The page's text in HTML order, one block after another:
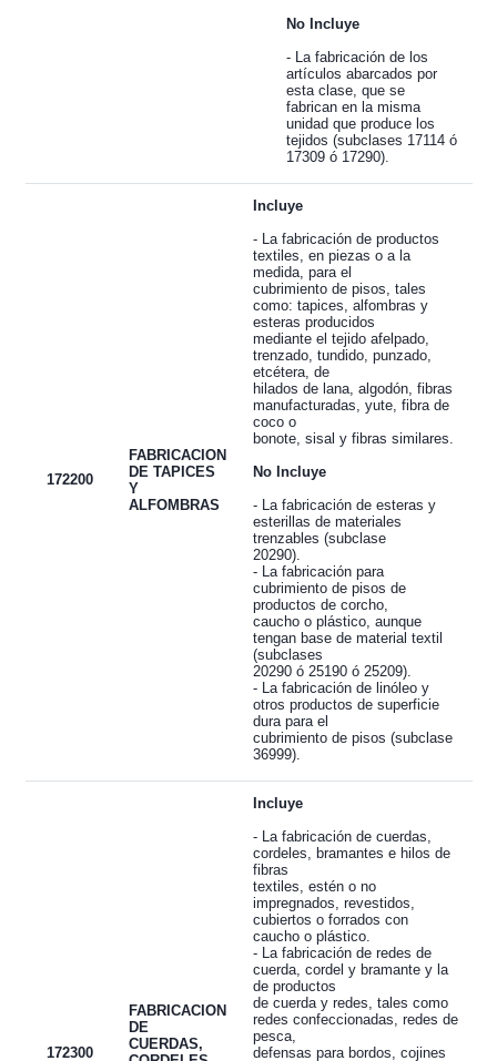
No Incluye
- La fabricación de los
artículos abarcados por
esta clase, que se
fabrican en la misma
unidad que produce los
tejidos (subclases 17114 ó
17309 ó 17290).
172200
FABRICACION
DE TAPICES
Y
ALFOMBRAS
Incluye
- La fabricación de productos
textiles, en piezas o a la
medida, para el
cubrimiento de pisos, tales
como: tapices, alfombras y
esteras producidos
mediante el tejido afelpado,
trenzado, tundido, punzado,
etcétera, de
hilados de lana, algodón, fibras
manufacturadas, yute, fibra de
coco o
bonote, sisal y fibras similares.
No Incluye
- La fabricación de esteras y
esterillas de materiales
trenzables (subclase
20290).
- La fabricación para
cubrimiento de pisos de
productos de corcho,
caucho o plástico, aunque
tengan base de material textil
(subclases
20290 ó 25190 ó 25209).
- La fabricación de linóleo y
otros productos de superficie
dura para el
cubrimiento de pisos (subclase
36999).
172300
FABRICACION
DE
CUERDAS,
Incluye
- La fabricación de cuerdas,
cordeles, bramantes e hilos de
fibras
textiles, estén o no
impregnados, revestidos,
cubiertos o forrados con
caucho o plástico.
- La fabricación de redes de
cuerda, cordel y bramante y la
de productos
de cuerda y redes, tales como
redes confeccionadas, redes de
pesca,
defensas para bordos, cojines